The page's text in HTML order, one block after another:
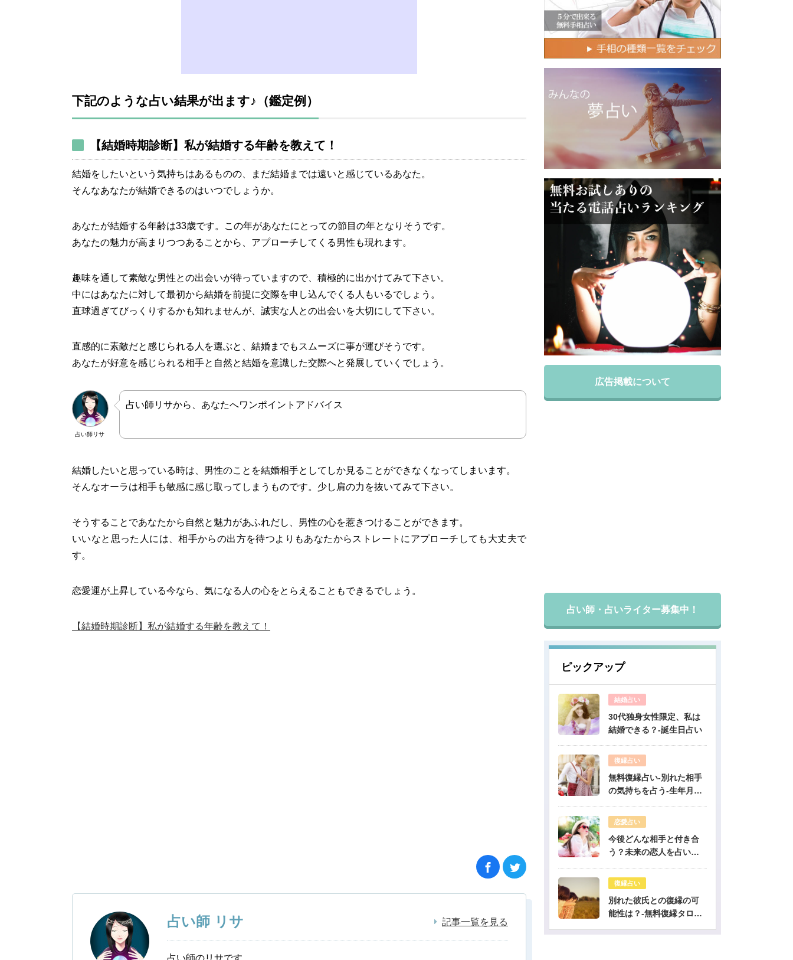
下記のような占い結果が出ます♪（鑑定例）
【結婚時期診断】私が結婚する年齢を教えて！
結婚をしたいという気持ちはあるものの、まだ結婚までは遠いと感じているあなた。
そんなあなたが結婚できるのはいつでしょうか。
あなたが結婚する年齢は33歳です。この年があなたにとっての節目の年となりそうです。
あなたの魅力が高まりつつあることから、アプローチしてくる男性も現れます。
趣味を通して素敵な男性との出会いが待っていますので、積極的に出かけてみて下さい。
中にはあなたに対して最初から結婚を前提に交際を申し込んでくる人もいるでしょう。
直球過ぎてびっくりするかも知れませんが、誠実な人との出会いを大切にして下さい。
直感的に素敵だと感じられる人を選ぶと、結婚までもスムーズに事が運びそうです。
あなたが好意を感じられる相手と自然と結婚を意識した交際へと発展していくでしょう。
占い師リサ
占い師リサから、あなたへワンポイントアドバイス
結婚したいと思っている時は、男性のことを結婚相手としてしか見ることができなくなってしまいます。
そんなオーラは相手も敏感に感じ取ってしまうものです。少し肩の力を抜いてみて下さい。
そうすることであなたから自然と魅力があふれだし、男性の心を惹きつけることができます。
いいなと思った人には、相手からの出方を待つよりもあなたからストレートにアプローチしても大丈夫で
す。
恋愛運が上昇している今なら、気になる人の心をとらえることもできるでしょう。
【結婚時期診断】私が結婚する年齢を教えて！
占い師 リサ 記事一覧を見る
占い師のリサです。
広告掲載について
占い師・占いライター募集中！
ピックアップ
結婚占い
30代独身女性限定、私は
結婚できる？-誕生日占い
復縁占い
無料復縁占い-別れた相手
の気持ちを占う-生年月日
恋愛占い
今後どんな相手と付き合
う？未来の恋人を占いま
復縁占い
別れた彼氏との復縁の可
能性は？-無料復縁タロッ